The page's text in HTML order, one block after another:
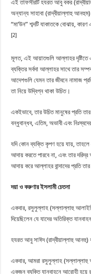
এই তাফসীরটি হযরত আবু বকর
অন্যান্য সাহাবা (রাদ্বীয়াল্লাহু
“মা’উন” শব্দটি যাকাতকে বোঝায়,
[2]
মূলত, এই আয়াতগুলি আল্লাহর দৃষ্টিতে
ব্যক্তির সর্বদা আল্লাহর সাথে তার
আদেশগুলি যেমন তার জীবনে নামাজ
তা নিয়ে উদ্বিগ্ন থাকা উচিত।
একইভাবে, তার উচিত মানুষের প্রতি
বন্ধুবান্ধব, এতিম, অভাবী এবং
যদি কোন ব্যক্তি কৃপণ হয়ে যায়,
আদায় করতে পারবে না, এবং তার
আদায় করে আল্লাহর বান্দাদের প্রতি
দয়া ও করুণার ইসলামী চেতনা
একবার, রসুলুল্লাহ (সল্লাল্লাহু
দিয়েছিলেন যে যাদের অতিরিক্ত
হযরত আবু সাঈদ (রাদ্বীয়াল্লাহু আনহু)
একবার, আমরা রসুলুল্লাহ (সল্লাল্লাহু
একজন ব্যক্তি যানবাহনে আরোহী